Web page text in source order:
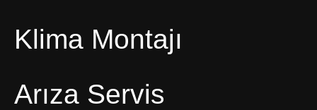
Klima Montajı
Arıza Servis